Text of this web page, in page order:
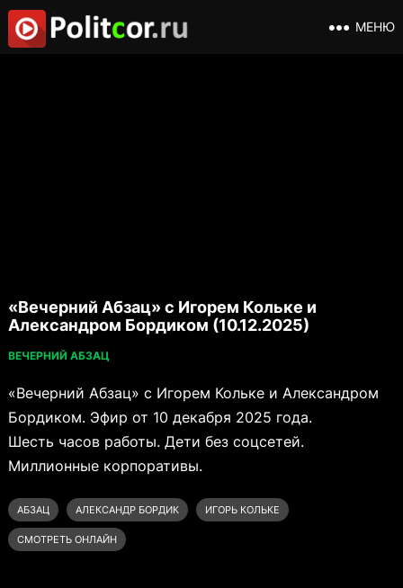
МЕНЮ
«Вечерний Абзац» с Игорем Кольке и
Александром Бордиком (10.12.2025)
ВЕЧЕРНИЙ АБЗАЦ
«Вечерний Абзац» с Игорем Кольке и Александром
Бордиком. Эфир от 10 декабря 2025 года.
Шесть часов работы. Дети без соцсетей.
Миллионные корпоративы.
АБЗАЦ АЛЕКСАНДР БОРДИК ИГОРЬ КОЛЬКЕ
СМОТРЕТЬ ОНЛАЙН